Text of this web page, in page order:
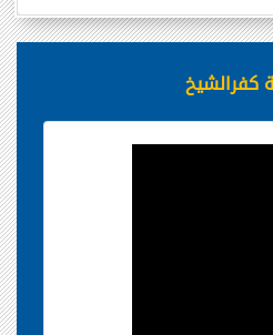
كفرالشيخ